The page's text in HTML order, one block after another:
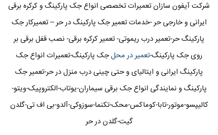
شرکت آیفون سازان تعمیرات تخصصی انواع جک پارکینگ و کرکره برقی
ایرانی و خارجی حر -خدمات تعمیر جک پارکینگ در حر – تعمیرکار جک
پارکینگ حر-تعمیر درب ریموتی- تعمیر کرکره برقی- نصب قفل برقی بر
روی جک پارکینگ-تعمیر در محلجک پارکینگ-تعمیرات انواع جک
پارکینگ ایرانی و ایتالیای و حتی چینی درب منزل در حر-تعمیر جک
پارکینگ و نمایندگی انواع جک برقی سیماران-یوتاب-الکتروپیک-ویتو-
کالیپسو-موتور-تابا-کوماکس-محک-تکنما-سوزوکی-آلدو-بی اف تی-گلدن
گیت-گلدن در حر